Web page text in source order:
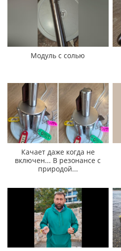
Модуль с солью
Качает даже когда не
включен... В резонансе с
природой...